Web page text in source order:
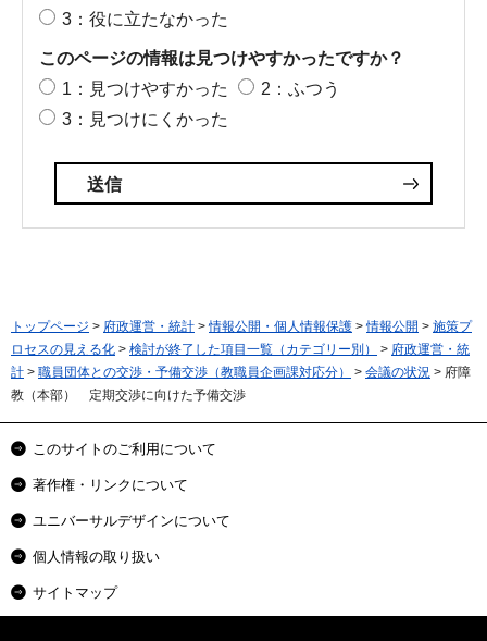
3：役に立たなかった
このページの情報は見つけやすかったですか？
1：見つけやすかった
2：ふつう
3：見つけにくかった
トップページ > 府政運営・統計 >情報公開・個人情報保護 >情報公開 > 施策プ
ロセスの見える化 > 検討が終了した項目一覧（カテゴリー別） > 府政運営・統
計 > 職員団体との交渉・予備交渉（教職員企画課対応分） > 会議の状況 > 府障
教（本部） 定期交渉に向けた予備交渉
このサイトのご利用について
著作権・リンクについて
ユニバーサルデザインについて
個人情報の取り扱い
サイトマップ